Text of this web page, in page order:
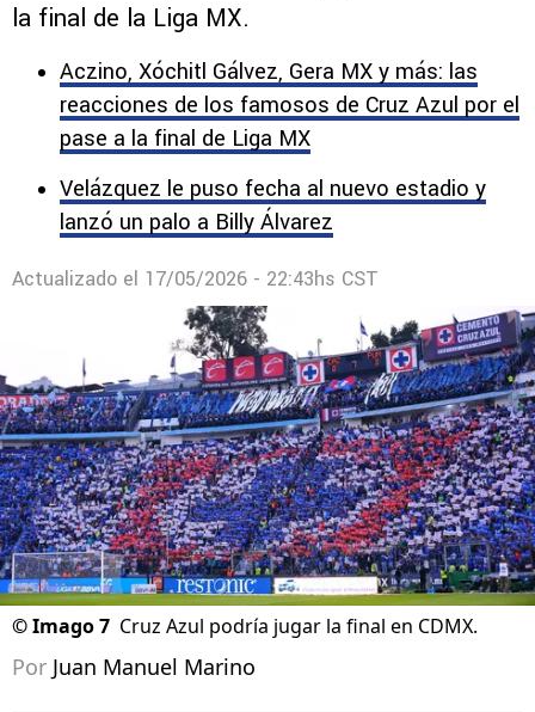
la final de la Liga MX.
Aczino, Xóchitl Gálvez, Gera MX y más: las
reacciones de los famosos de Cruz Azul por el
pase a la final de Liga MX
Velázquez le puso fecha al nuevo estadio y
lanzó un palo a Billy Álvarez
Actualizado el 17/05/2026 - 22:43hs CST
©Imago 7 Cruz Azul podría jugar la final en CDMX.
Por Juan Manuel Marino